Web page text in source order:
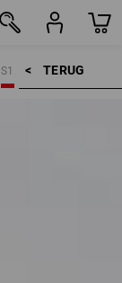
TERUG    >
S1